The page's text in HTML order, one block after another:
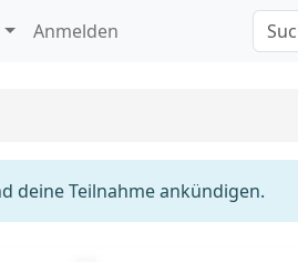
Anmelden
deine Teilnahme ankündigen.